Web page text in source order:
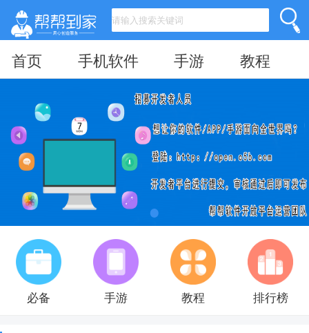
首页 手机软件 手游 教程
必备 手游 教程 排行榜